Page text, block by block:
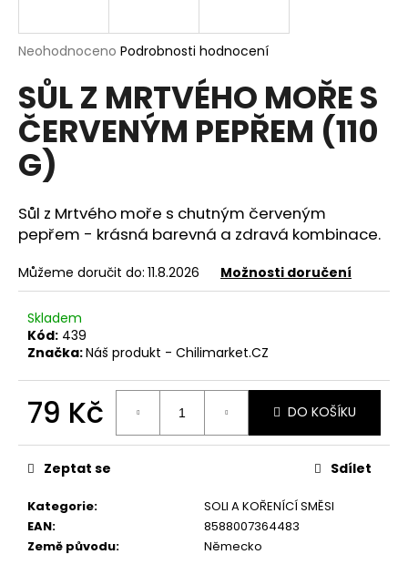
Průměrné
produktu
je
0,0
z
5
hvězdiček.
Neohodnoceno Podrobnosti hodnocení
SŮL Z MRTVÉHO MOŘE S
ČERVENÝM PEPŘEM (110
G)
Sůl z Mrtvého moře s chutným červeným
pepřem - krásná barevná a zdravá kombinace.
Můžeme doručit do: 11.8.2026 Možnosti doručení
Skladem
Kód: 439
Značka:Náš produkt - Chilimarket.CZ
79 Kč
cena:
DO KOŠÍKU
Kategorie:
SOLI A KOŘENÍCÍ SMĚSI
EAN:
8588007364483
Země původu: Německo
Zeptat se Sdílet
j
t
?
HLEDAT
D
o
p
o
č
j
e
e